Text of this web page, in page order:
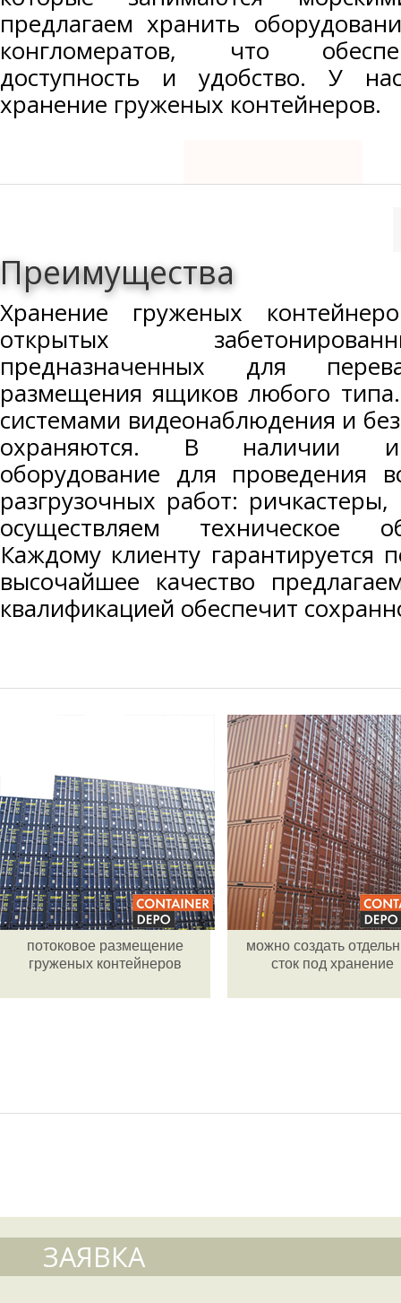
предлагаем хранить
конгломератов, что
доступность и удобство. У
хранение груженых контейнеров.
Преимущества
Хранение груженых
открытых
предназначенных для
размещения ящиков любого
системами видеонаблюдения и
охраняются. В наличии
оборудование для проведения
разгрузочных работ:
осуществляем техническое
Каждому клиенту гарантируется
высочайшее качество
квалификацией обеспечит
потоковое размещение
груженых контейнеров
можно создать
сток под хранение
ЗАЯВКА